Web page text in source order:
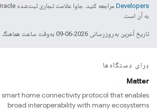
Developers‏
به آن است.
تاریخ آخرین به‌روزرسانی 2026-06-09 به‌وقت ساعت هماهنگ جهانی.
برای دستگاه‌ها
Matter
smart home connectivity protocol that enables
broad interoperability with many ecosystems